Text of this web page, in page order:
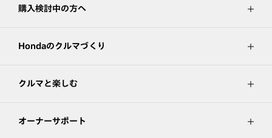
購入検討中の方へ
Hondaのクルマづくり
クルマと楽しむ
オーナーサポート